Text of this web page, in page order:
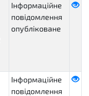
Інформаційне
повідомлення
опубліковане
Інформаційне
повідомлення